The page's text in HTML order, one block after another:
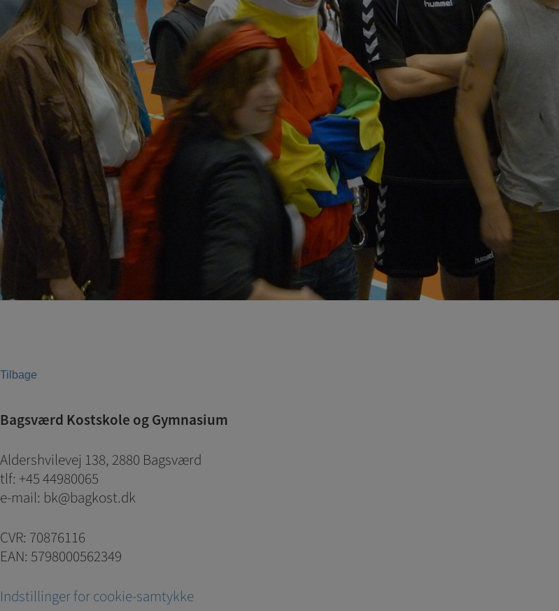
Tilbage
Bagsværd Kostskole og Gymnasium
Aldershvilevej 138, 2880 Bagsværd
tlf: +45 44980065
e-mail: bk@bagkost.dk
CVR: 70876116
EAN: 5798000562349
Indstillinger for cookie-samtykke
Statistik-cookies bruges til at optimere design, brugervenlighed og
indsamle besøgsstatistik om antal besøg og hvordan hjemmesiden bruges.
Personalisering
Personaliserings-cookies (tracking-cookies) indsamler brugerens digitale
registrerer, hvad brugeren interesserer sig for/søger på for at kunne
dvs. vise indhold, som kan være interessant for den enkelte bruger.
Markedsføring
Markedsførings-cookies (tracking-cookies) indsamler brugerens digitale
registrerer, hvad brugeren interesserer sig for/søger på for at kunne vise
på internettet.